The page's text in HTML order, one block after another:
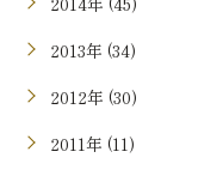
2013年 (34)
2012年 (30)
2011年 (11)